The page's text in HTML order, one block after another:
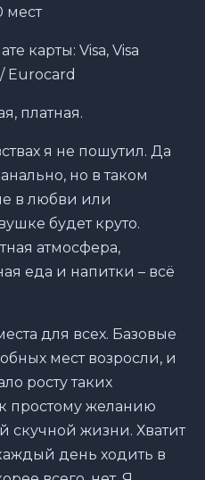
мест
карты: Visa, Visa
Eurocard
платная.
я не пошутил. Да
но в таком
в любви или
будет круто.
атмосфера,
еда и напитки – всё
для всех. Базовые
мест возросли, и
росту таких
простому желанию
скучной жизни. Хватит
день ходить в